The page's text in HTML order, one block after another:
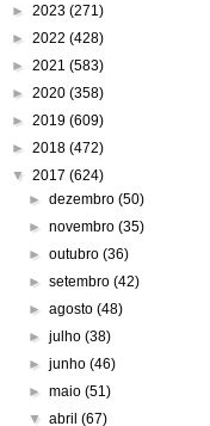
► 2023 (271)
► 2022 (428)
► 2021 (583)
► 2020 (358)
► 2019 (609)
► 2018 (472)
▼ 2017 (624)
►dezembro(50)
►novembro(35)
►outubro(36)
►setembro(42)
►agosto(48)
►julho(38)
►junho(46)
►maio(51)
▼abril(67)